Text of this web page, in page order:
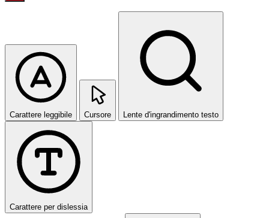
Carattere leggibile Cursore Lente d'ingrandimento testo
Carattere per dislessia